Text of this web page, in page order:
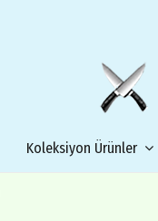
Koleksiyon Ürünler